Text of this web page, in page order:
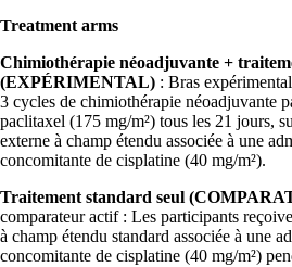
Treatment arms
Chimiothérapie néoadjuvante +
(EXPÉRIMENTAL) : Bras
3 cycles de chimiothérapie néoadjuvante
paclitaxel (175 mg/m²) tous les 21 jours,
externe à champ étendu associée à une
concomitante de cisplatine (40 mg/m²).
Traitement standard seul
comparateur actif : Les participants
à champ étendu standard associée à une
concomitante de cisplatine (40 mg/m²)